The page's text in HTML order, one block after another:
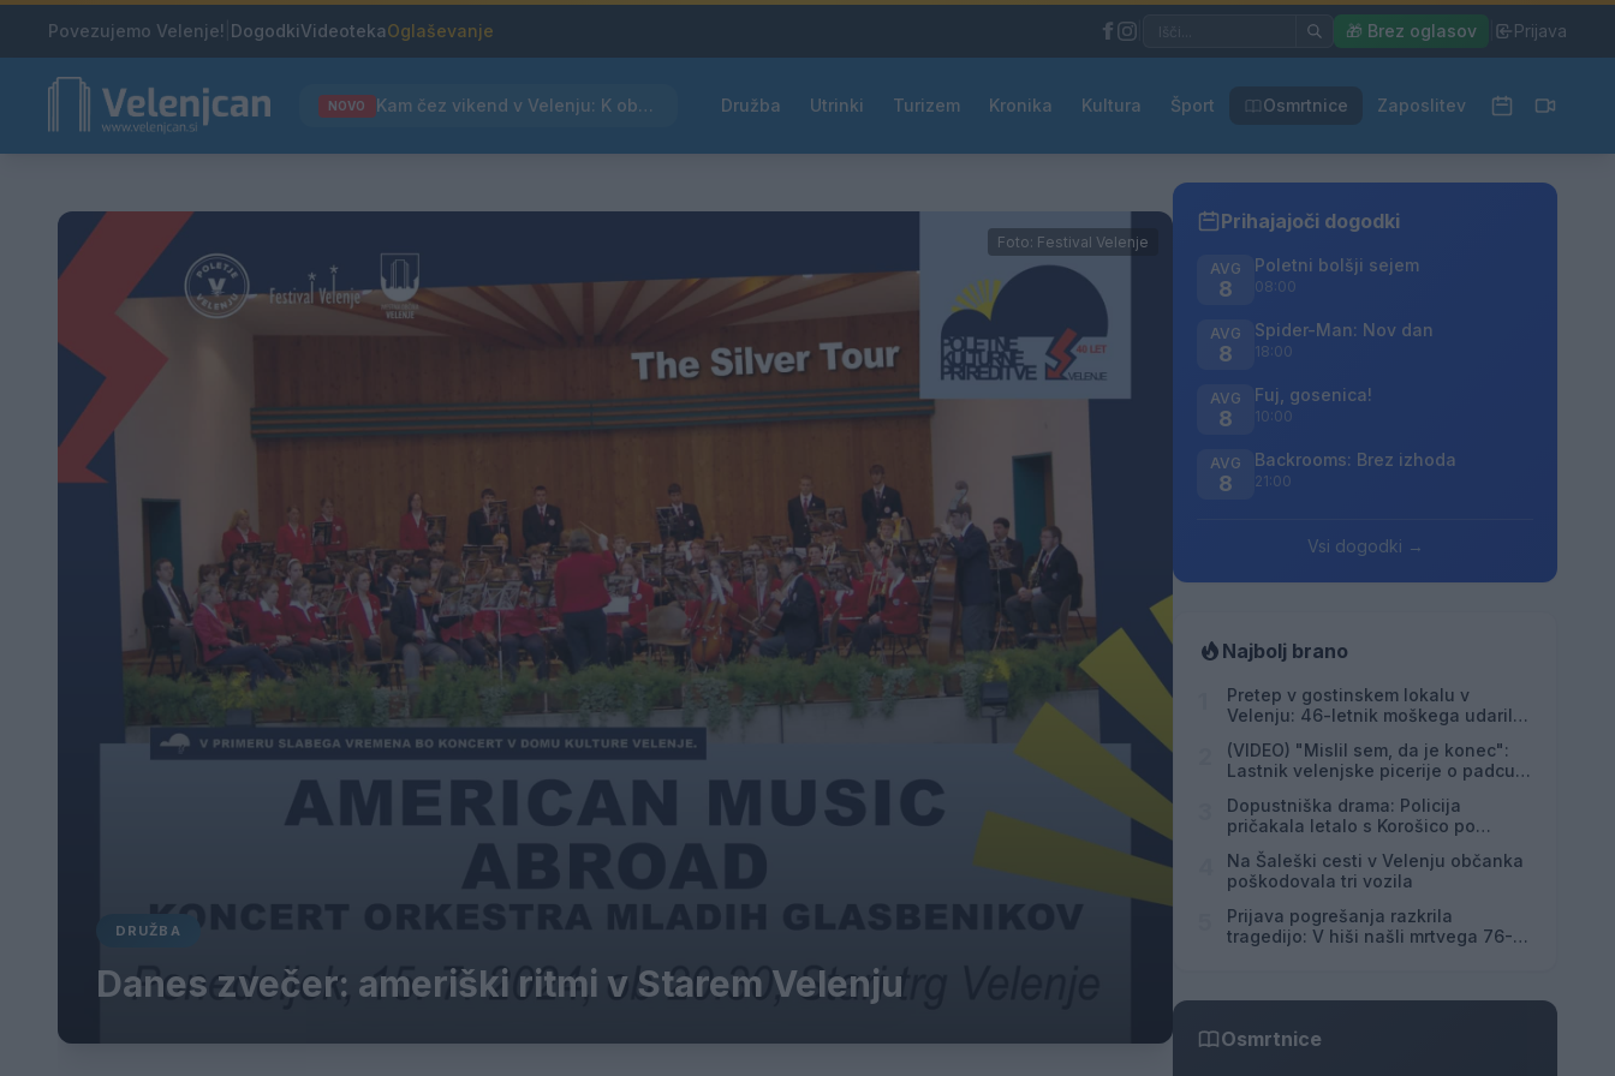
Povezujemo Velenje! DogodkiVideotekaOglaševanje 🎁 Brez oglasov Prijava
NOVO Kam čez vikend v Velenju: K obisku vabi Poletni bolšji sejem Družba Utrinki Turizem Kronika Kultura Šport Osmrtnice Zaposlitev
Foto: Festival Velenje
DRUŽBA
Danes zvečer: ameriški ritmi v Starem Velenju
Prihajajoči dogodki
AVG
8
Poletni bolšji sejem
08:00
AVG
8
Spider-Man: Nov dan
18:00
AVG
8
Fuj, gosenica!
10:00
AVG
8
Backrooms: Brez izhoda
21:00
Vsi dogodki →
Najbolj brano
Pretep v gostinskem lokalu v
Velenju: 46-letnik moškega udaril s
(VIDEO) "Mislil sem, da je konec":
Lastnik velenjske picerije o padcu s
Dopustniška drama: Policija
pričakala letalo s Korošico po
Na Šaleški cesti v Velenju občanka
poškodovala tri vozila
Prijava pogrešanja razkrila
tragedijo: V hiši našli mrtvega 76-
Osmrtnice